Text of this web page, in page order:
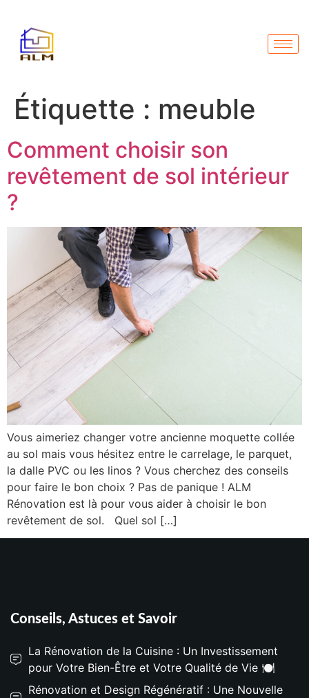
Étiquette : meuble
Comment choisir son
revêtement de sol intérieur
?
Vous aimeriez changer votre ancienne moquette collée
au sol mais vous hésitez entre le carrelage, le parquet,
la dalle PVC ou les linos ? Vous cherchez des conseils
pour faire le bon choix ? Pas de panique ! ALM
Rénovation est là pour vous aider à choisir le bon
revêtement de sol. Quel sol […]
Conseils, Astuces et Savoir
La Rénovation de la Cuisine : Un Investissement
pour Votre Bien-Être et Votre Qualité de Vie 🍽️
Rénovation et Design Régénératif : Une Nouvelle